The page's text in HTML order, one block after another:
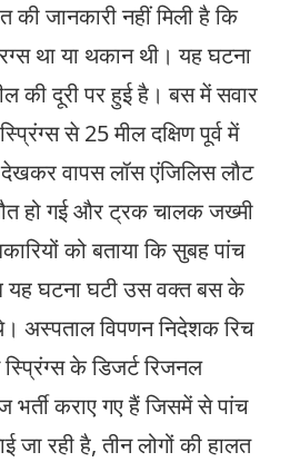
की जानकारी नहीं मिली है कि
था या थकान थी। यह घटना
की दूरी पर हुई है। बस में सवार
से 25 मील दक्षिण पूर्व में
वापस लॉस एंजिलिस लौट
हो गई और ट्रक चालक जख्मी
को बताया कि सुबह पांच
घटना घटी उस वक्त बस के
अस्पताल विपणन निदेशक रिच
के डिजर्ट रिजनल
कराए गए हैं जिसमें से पांच
जा रही है, तीन लोगों की हालत